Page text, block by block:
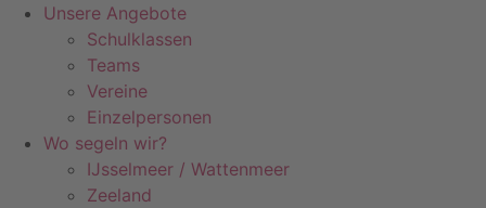
Unsere Angebote
Schulklassen
Teams
Vereine
Einzelpersonen
Wo segeln wir?
IJsselmeer / Wattenmeer
Zeeland